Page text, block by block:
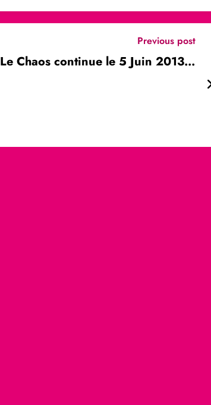
Previous post
Le Chaos continue le 5 Juin 2013…